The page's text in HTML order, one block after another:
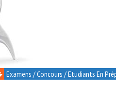
Examens / Concours / Etudiants En